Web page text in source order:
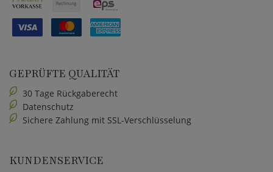
GEPRÜFTE QUALITÄT
30 Tage Rückgaberecht
Datenschutz
Sichere Zahlung mit SSL-Verschlüsselung
KUNDENSERVICE